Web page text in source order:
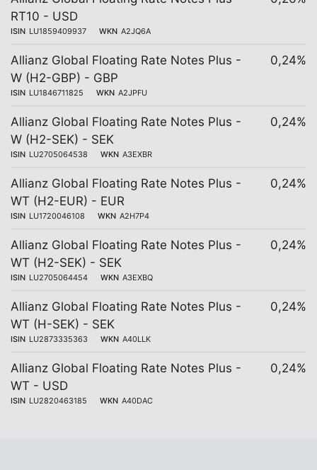
RT10 - USD
ISIN LU1859409937 WKN A2JQ6A
Allianz Global Floating Rate Notes Plus -
W (H2-GBP) - GBP
ISIN LU1846711825 WKN A2JPFU
0,24%
Allianz Global Floating Rate Notes Plus -
W (H2-SEK) - SEK
ISIN LU2705064538 WKN A3EXBR
0,24%
Allianz Global Floating Rate Notes Plus -
WT (H2-EUR) - EUR
ISIN LU1720046108 WKN A2H7P4
0,24%
Allianz Global Floating Rate Notes Plus -
WT (H2-SEK) - SEK
ISIN LU2705064454 WKN A3EXBQ
0,24%
Allianz Global Floating Rate Notes Plus -
WT (H-SEK) - SEK
ISIN LU2873335363 WKN A40LLK
0,24%
Allianz Global Floating Rate Notes Plus -
WT - USD
ISIN LU2820463185 WKN A40DAC
0,24%